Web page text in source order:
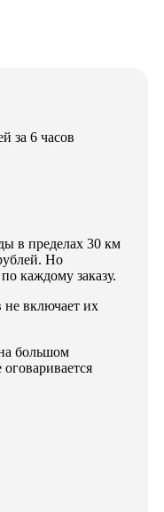
за 6 часов
в пределах 30 км
Но
каждому заказу.
не включает их
большом